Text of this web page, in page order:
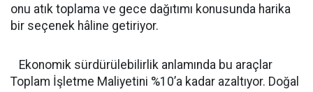
onu atık toplama ve gece dağıtımı konusunda harika
bir seçenek hâline getiriyor.
Ekonomik sürdürülebilirlik anlamında bu araçlar
Toplam İşletme Maliyetini %10’a kadar azaltıyor. Doğal